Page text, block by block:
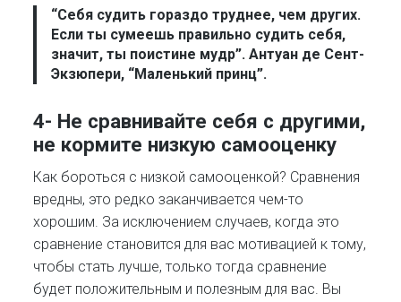
“Себя судить гораздо труднее, чем других.
Если ты сумеешь правильно судить себя,
значит, ты поистине мудр”. Антуан де Сент-
Экзюпери, “Маленький принц”.
4- Не сравнивайте себя с другими,
не кормите низкую самооценку
Как бороться с низкой самооценкой? Сравнения
вредны, это редко заканчивается чем-то
хорошим. За исключением случаев, когда это
сравнение становится для вас мотивацией к тому,
чтобы стать лучше, только тогда сравнение
будет положительным и полезным для вас. Вы